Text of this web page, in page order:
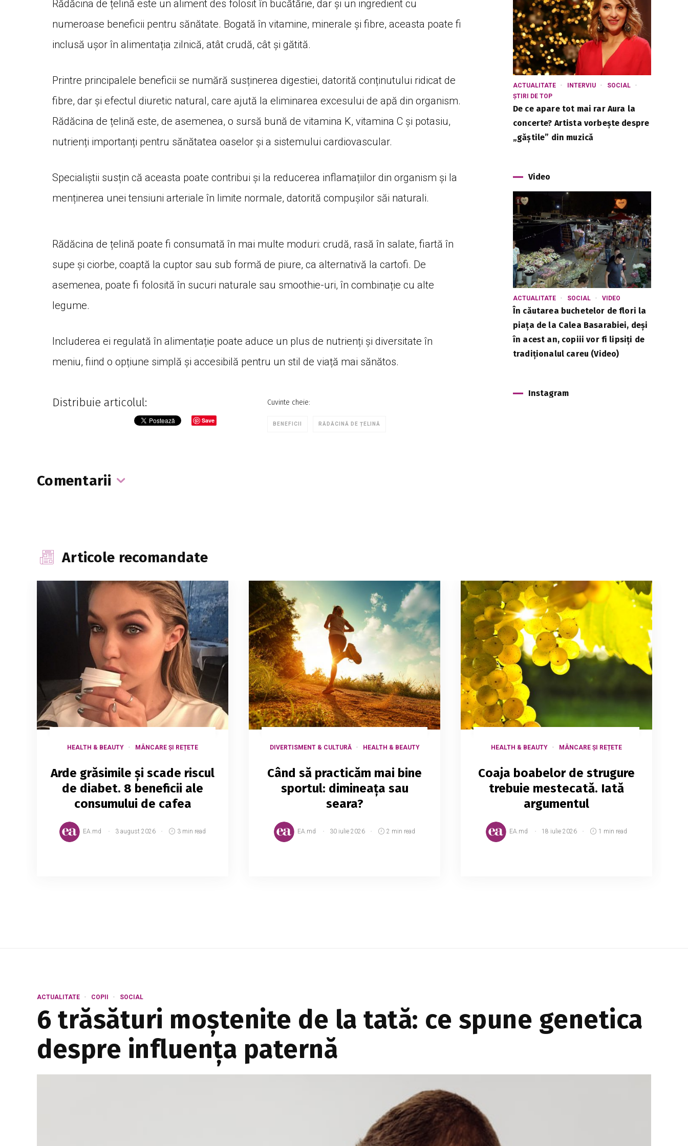
Rădăcina de țelină este un aliment des folosit în bucătărie, dar și un ingredient cu
numeroase beneficii pentru sănătate. Bogată în vitamine, minerale și fibre, aceasta poate fi
inclusă ușor în alimentația zilnică, atât crudă, cât și gătită.
Printre principalele beneficii se numără susținerea digestiei, datorită conținutului ridicat de
fibre, dar și efectul diuretic natural, care ajută la eliminarea excesului de apă din organism.
Rădăcina de țelină este, de asemenea, o sursă bună de vitamina K, vitamina C și potasiu,
nutrienți importanți pentru sănătatea oaselor și a sistemului cardiovascular.
Specialiștii susțin că aceasta poate contribui și la reducerea inflamațiilor din organism și la
menținerea unei tensiuni arteriale în limite normale, datorită compușilor săi naturali.
Rădăcina de țelină poate fi consumată în mai multe moduri: crudă, rasă în salate, fiartă în
supe și ciorbe, coaptă la cuptor sau sub formă de piure, ca alternativă la cartofi. De
asemenea, poate fi folosită în sucuri naturale sau smoothie-uri, în combinație cu alte
legume.
Includerea ei regulată în alimentație poate aduce un plus de nutrienți și diversitate în
meniu, fiind o opțiune simplă și accesibilă pentru un stil de viață mai sănătos.
Distribuie articolul:
Save
Cuvinte cheie:
BENEFICII RĂDĂCINĂ DE ȚELINĂ
Comentarii
ACTUALITATE INTERVIU
SOCIAL
ȘTIRI DE TOP
De ce apare tot mai rar Aura la
concerte? Artista vorbește despre
„găștile” din muzică
Video
ACTUALITATE SOCIAL VIDEO
În căutarea buchetelor de flori la
piața de la Calea Basarabiei, deși
în acest an, copiii vor fi lipsiți de
tradiționalul careu (Video)
Instagram
Articole recomandate
HEALTH & BEAUTY MÂNCARE ȘI REȚETE
Arde grăsimile și scade riscul
de diabet. 8 beneficii ale
consumului de cafea
EA.md 3 august 2026 3 min read
DIVERTISMENT & CULTURĂ HEALTH & BEAUTY
Când să practicăm mai bine
sportul: dimineața sau
seara?
EA.md 30 iulie 2026 2 min read
HEALTH & BEAUTY MÂNCARE ȘI REȚETE
Coaja boabelor de strugure
trebuie mestecată. Iată
argumentul
EA.md 18 iulie 2026 1 min read
ACTUALITATE COPII SOCIAL
6 trăsături moștenite de la tată: ce spune genetica
despre influența paternă